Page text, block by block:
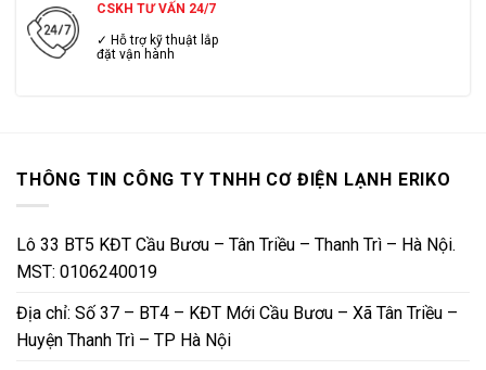
CSKH TƯ VẤN 24/7
✓ Hỗ trợ kỹ thuật lắp
đặt vận hành
THÔNG TIN CÔNG TY TNHH CƠ ĐIỆN LẠNH ERIKO
Lô 33 BT5 KĐT Cầu Bươu – Tân Triều – Thanh Trì – Hà Nội.
MST: 0106240019
Địa chỉ: Số 37 – BT4 – KĐT Mới Cầu Bươu – Xã Tân Triều –
Huyện Thanh Trì – TP Hà Nội